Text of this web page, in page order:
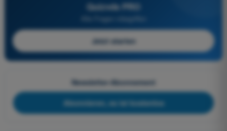
Quizvds PRO
Alle Fragen inbegriffen
Jetzt starten
Newsletter-Abonnement
Abonnieren, es ist kostenlos